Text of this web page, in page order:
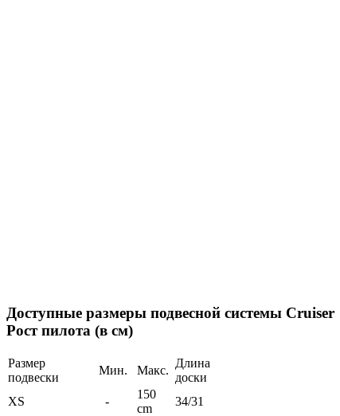
Доступные размеры подвесной системы Cruiser
Рост пилота (в см)
Размер
подвески
Мин. Макс.
Длина
доски
XS
-
150
cm
34/31